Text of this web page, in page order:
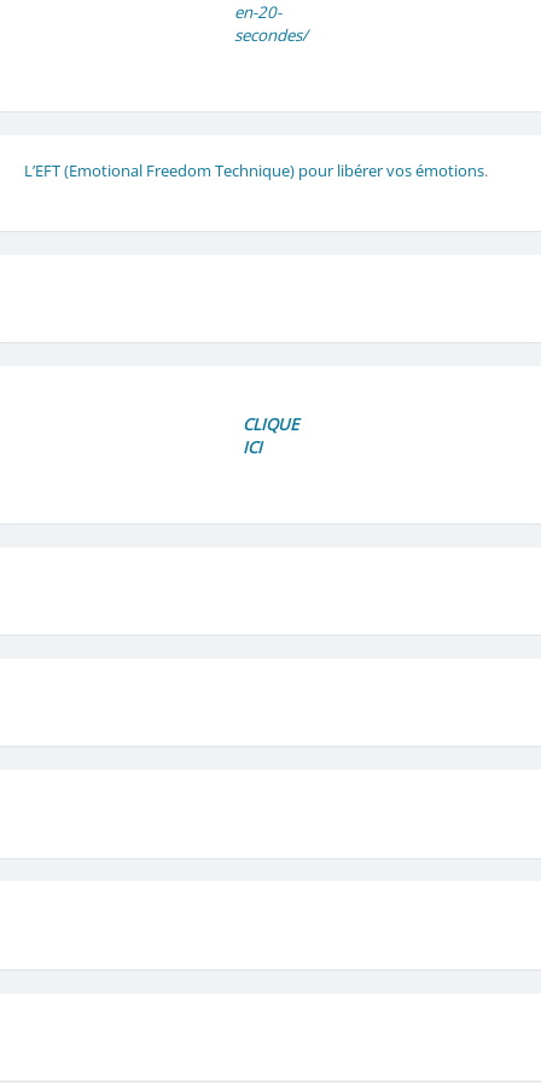
en-20-
secondes/
L’EFT (Emotional Freedom Technique) pour libérer vos émotions.
CLIQUE
ICI